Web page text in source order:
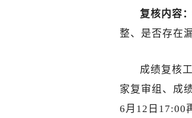
复核内容：
整、是否存在
成绩复核
家复审组、成
6月12日17:00